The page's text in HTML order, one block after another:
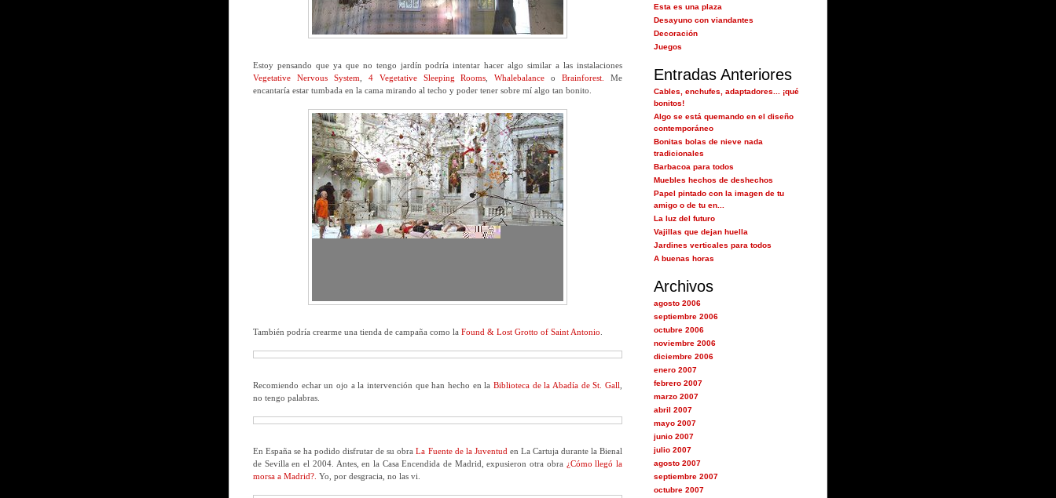
Estoy pensando que ya que no tengo jardín podría intentar hacer algo similar a las instalaciones
Vegetative Nervous System
4 Vegetative Sleeping Rooms ,Whalebalance oBrainforest.
Me
encantaría estar tumbada en la cama mirando al techo y poder tener sobre mí algo tan bonito.
También podría crearme una tienda de campaña como la Found & Lost Grotto of Saint Antonio
Recomiendo echar un ojo a la intervención que han hecho en la Biblioteca de la Abadía de St. Gall
no tengo palabras.
En España se ha podido disfrutar de su obraLa Fuente de la Juventud en La Cartuja durante la Bienal
de Sevilla en el 2004. Antes, en la Casa Encendida de Madrid, expusieron otra obra ¿Cómo llegó la
morsa a Madrid?. Yo, por desgracia, no las vi.
Esta es una plaza
Desayuno con viandantes
Decoración
Juegos
Entradas Anteriores
Cables, enchufes, adaptadores... ¡qué
bonitos!
Algo se está quemando en el diseño
contemporáneo
Bonitas bolas de nieve nada
tradicionales
Barbacoa para todos
Muebles hechos de deshechos
Papel pintado con la imagen de tu
amigo o de tu en...
La luz del futuro
Vajillas que dejan huella
Jardines verticales para todos
A buenas horas
Archivos
agosto 2006
septiembre 2006
octubre 2006
noviembre 2006
diciembre 2006
enero 2007
febrero 2007
marzo 2007
abril 2007
mayo 2007
junio 2007
julio 2007
agosto 2007
septiembre 2007
octubre 2007